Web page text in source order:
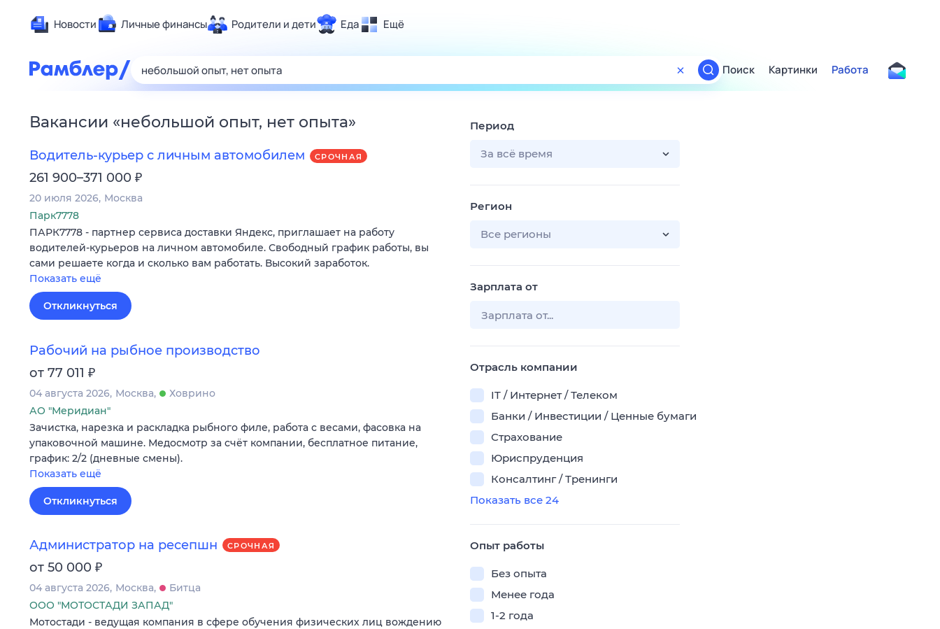
Новости Личные финансы Родители и дети Еда Ещё
Здоровье
Развлечения и отдых
Спорт
Карьера
Сберегаем вместе
Гороскопы
Поиск
ТВ-программа
Поиск Картинки Работа
Вакансии «небольшой опыт, нет опыта»
Водитель-курьер с личным автомобилем СРОЧНАЯ
261 900–371 000 ₽
20 июля 2026 Москва
Парк7778
ПАРК7778 - партнер сервиса доставки Яндекс, приглашает на работу
водителей-курьеров на личном автомобиле. Свободный график работы, вы
сами решаете когда и сколько вам работать. Высокий заработок.
Показать ещё
Откликнуться
Рабочий на рыбное производство
от 77 011 ₽
04 августа 2026 Москва
Ховрино
АО "Меридиан"
Зачистка, нарезка и раскладка рыбного филе, работа с весами, фасовка на
упаковочной машине. Медосмотр за счёт компании, бесплатное питание,
график: 2/2 (дневные смены).
Показать ещё
Откликнуться
Администратор на ресепшн СРОЧНАЯ
от 50 000 ₽
04 августа 2026 Москва
Битца
ООО "МОТОСТАДИ ЗАПАД"
Мотостади - ведущая компания в сфере обучения физических лиц вождению
Период
За всё время
Регион
Все регионы
Зарплата от
Отрасль компании
IT / Интернет / Телеком
Банки / Инвестиции / Ценные бумаги
Страхование
Юриспруденция
Консалтинг / Тренинги
Показать все 24
Опыт работы
Без опыта
Менее года
1-2 года